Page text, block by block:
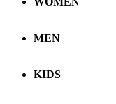
MEN
KIDS